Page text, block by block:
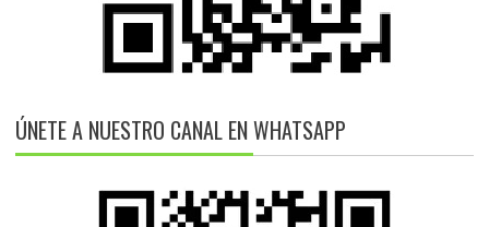
ÚNETE A NUESTRO CANAL EN WHATSAPP